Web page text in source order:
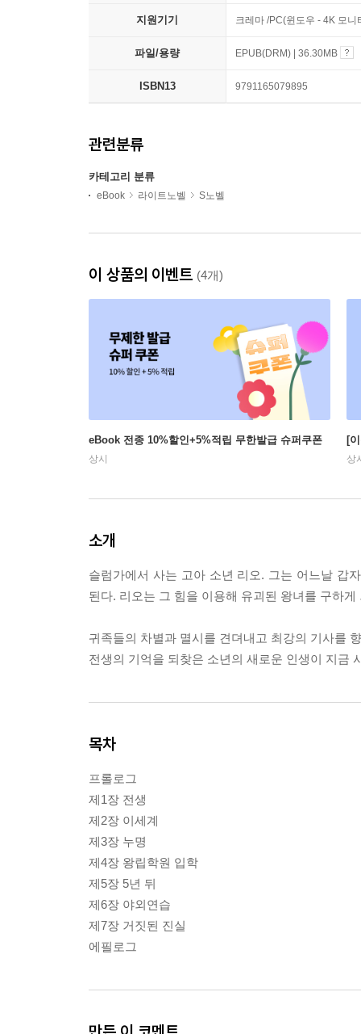
지원기기 크레마 /PC(윈도우 - 4K 모
파일/용량 EPUB(DRM) | 36.30MB
ISBN13 9791165079895
관련분류
카테고리 분류
eBook 라이트노벨 S노벨
이 상품의 이벤트 (4개)
eBook 전종 10%할인+5%적립 무한발급 슈퍼쿠폰
상시
[
상
소개
슬럼가에서 사는 고아 소년 리오. 그는 어느날 갑
된다. 리오는 그 힘을 이용해 유괴된 왕녀를 구하
귀족들의 차별과 멸시를 견뎌내고 최강의 기사를
전생의 기억을 되찾은 소년의 새로운 인생이 지금
목차
프롤로그
제1장 전생
제2장 이세계
제3장 누명
제4장 왕립학원 입학
제5장 5년 뒤
제6장 야외연습
제7장 거짓된 진실
에필로그